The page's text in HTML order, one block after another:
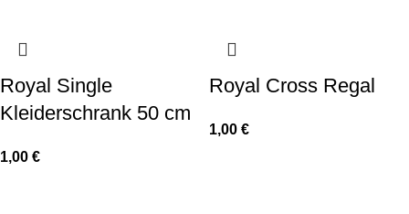
Royal Single
Kleiderschrank 50 cm
1,00 €
Royal Cross Regal
1,00 €